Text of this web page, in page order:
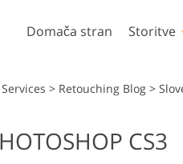
Domača stran Storitve
LR
Dejanja Photoshopa
Photoshop čopiči
> Retouching Blog >
CS3